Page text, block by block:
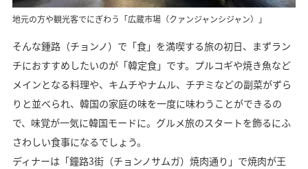
地元の方や観光客でにぎわう「広蔵市場（クァンジャンシジャン）」
そんな鍾路（チョンノ）で「食」を満喫する旅の初日、まずラン
チにおすすめしたいのが「韓定食」です。プルコギや焼き魚など
メインとなる料理や、キムチやナムル、チヂミなどの副菜がずら
りと並べられ、韓国の家庭の味を一度に味わうことができるの
で、味覚が一気に韓国モードに。グルメ旅のスタートを飾るにふ
さわしい食事になるでしょう。
ディナーは「鐘路3街（チョンノサムガ）焼肉通り」で焼肉が王